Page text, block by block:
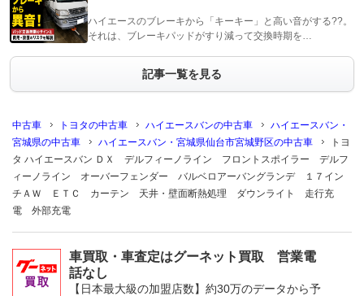
ハイエースのブレーキから「キーキー」と高い音がする??。
それは、ブレーキパッドがすり減って交換時期を…
記事一覧を見る
中古車 トヨタの中古車 ハイエースバンの中古車
ハイエースバン・
宮城県の中古車
ハイエースバン・宮城県仙台市宮城野区の中古車
トヨ
タ ハイエースバン ＤＸ デルフィーノライン フロントスポイラー デルフ
ィーノライン オーバーフェンダー バルベロアーバングランデ １７イン
チＡＷ ＥＴＣ カーテン 天井・壁面断熱処理 ダウンライト 走行充
電 外部充電
車買取・車査定はグーネット買取 営業電
話なし
【日本最大級の加盟店数】約30万のデータから予